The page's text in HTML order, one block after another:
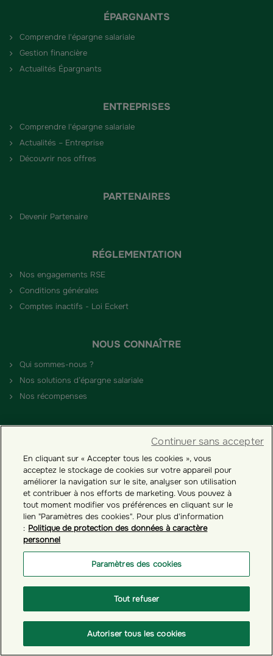
ÉPARGNANTS
Comprendre l'épargne salariale
Gestion financière
Actualités Épargnants
ENTREPRISES
Comprendre l'épargne salariale
Actualités – Entreprise
Découvrir nos offres
PARTENAIRES
Devenir Partenaire
RÉGLEMENTATION
Nos engagements RSE
Conditions générales
Comptes inactifs - Loi Eckert
NOUS CONNAÎTRE
Qui sommes-nous ?
Nos solutions d’épargne salariale
Nos récompenses
Linkedin
Youtube
LEXIQUE
FAQ
Espace personnel
Tous nos fonds
En cliquant sur « Accepter tous les cookies », vous
acceptez le stockage de cookies sur votre appareil pour
améliorer la navigation sur le site, analyser son utilisation
et contribuer à nos efforts de marketing. Vous pouvez à
tout moment modifier vos préférences en cliquant sur le
lien "Paramètres des cookies". Pour plus d'information
: Politique de protection des données à caractère
personnel
Paramètres des cookies
Tout refuser
Autoriser tous les cookies
Continuer sans accepter